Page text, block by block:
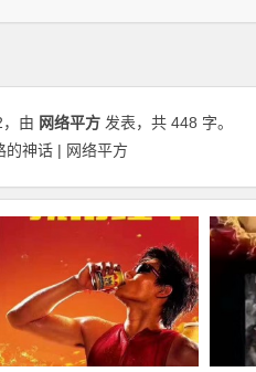
，由 网络平方 发表，共 448 字。
的神话 | 网络平方